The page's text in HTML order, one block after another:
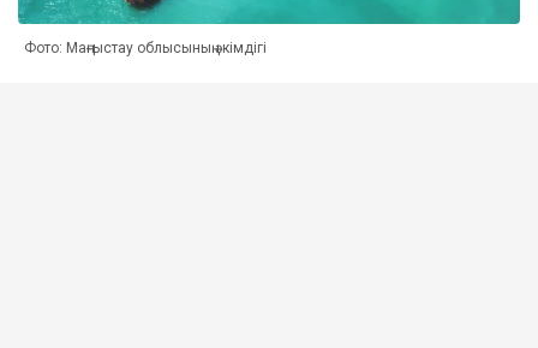
Фото: Маңғыстау облысының әкімдігі